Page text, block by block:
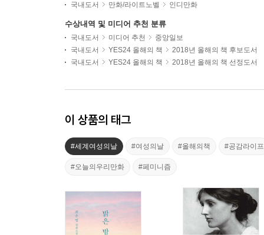
국내도서
만화/라이트노벨 인디만화
수상내역 및 미디어 추천 분류
국내도서 미디어 추천
중앙일보
국내도서
YES24 올해의 책
2018년 올해의 책 후보도서
국내도서
YES24 올해의 책 2018년 올해의 책 선정도서
이 상품의 태그
#세계여성의날 #여성의날 #올해의책 #공감라이프
#오늘의우리만화 #페미니즘